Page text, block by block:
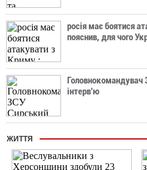
росія має боятися
пояснив, для чого
Головнокомандувач
інтерв'ю
ЖИТТЯ